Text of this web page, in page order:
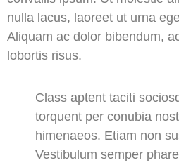
nulla lacus, laoreet ut urna
Aliquam ac dolor bibendum,
lobortis risus.
Class aptent taciti
torquent per conubia
himenaeos. Etiam non
Vestibulum semper